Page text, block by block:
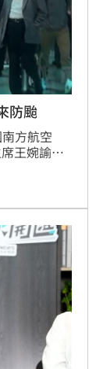
防颱
方航空
王婉諭今
了兩個
爛不做事，